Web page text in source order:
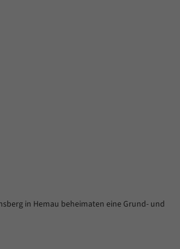
in Hemau beheimaten eine Grund- und